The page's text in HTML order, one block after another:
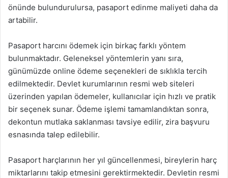
önünde bulundurulursa, pasaport edinme maliyeti daha da
artabilir.
Pasaport harcını ödemek için birkaç farklı yöntem
bulunmaktadır. Geleneksel yöntemlerin yanı sıra,
günümüzde online ödeme seçenekleri de sıklıkla tercih
edilmektedir. Devlet kurumlarının resmi web siteleri
üzerinden yapılan ödemeler, kullanıcılar için hızlı ve pratik
bir seçenek sunar. Ödeme işlemi tamamlandıktan sonra,
dekontun mutlaka saklanması tavsiye edilir, zira başvuru
esnasında talep edilebilir.
Pasaport harçlarının her yıl güncellenmesi, bireylerin harç
miktarlarını takip etmesini gerektirmektedir. Devletin resmi